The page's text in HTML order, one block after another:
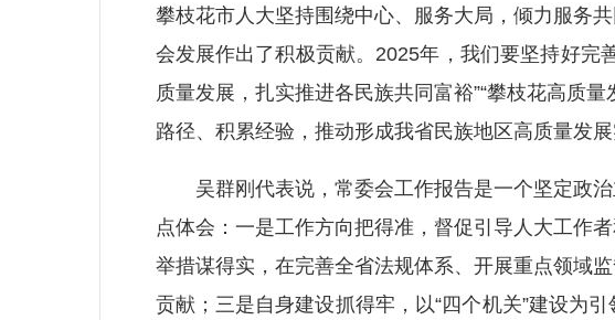
攀枝花市人大坚持围绕中心、服务大局，倾力服务
会发展作出了积极贡献。2025年，我们要坚持好完
质量发展，扎实推进各民族共同富裕”“攀枝花高质
路径、积累经验，推动形成我省民族地区高质量发展
吴群刚代表说，常委会工作报告是一个坚定政治
点体会：一是工作方向把得准，督促引导人大工作
举措谋得实，在完善全省法规体系、开展重点领域
贡献；三是自身建设抓得牢，以“四个机关”建设为